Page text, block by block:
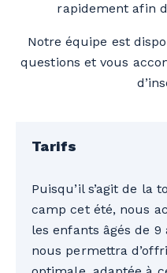
rapidement afin
Notre équipe est
questions et vous
Tarifs
Puisqu’il s’agit de la
camp cet été, nous
les enfants âgés de 9
nous permettra